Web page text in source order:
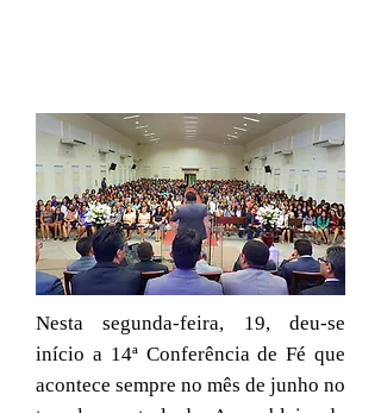
Nesta segunda-feira, 19, deu-se
início a 14ª Conferência de Fé que
acontece sempre no mês de junho no